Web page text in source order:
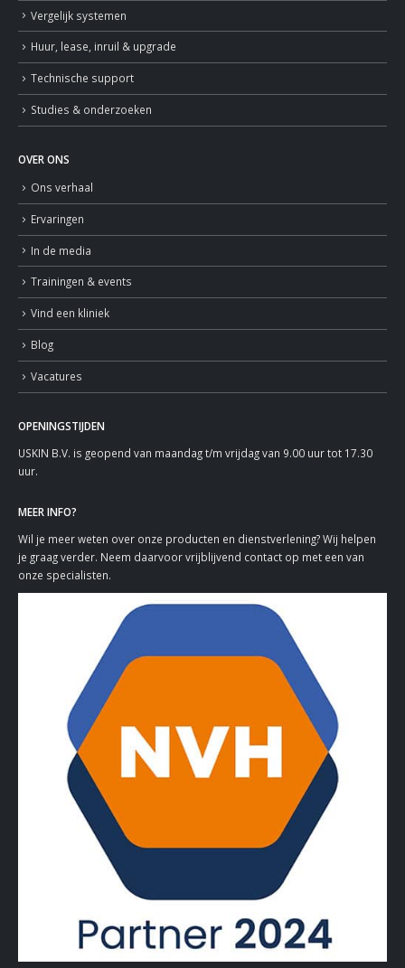
Vergelijk systemen
Huur, lease, inruil & upgrade
Technische support
Studies & onderzoeken
OVER ONS
Ons verhaal
Ervaringen
In de media
Trainingen & events
Vind een kliniek
Blog
Vacatures
OPENINGSTIJDEN
USKIN B.V. is geopend van maandag t/m vrijdag van 9.00 uur tot 17.30
uur.
MEER INFO?
Wil je meer weten over onze producten en dienstverlening? Wij helpen
je graag verder. Neem daarvoor vrijblijvend contact op met een van
onze specialisten.